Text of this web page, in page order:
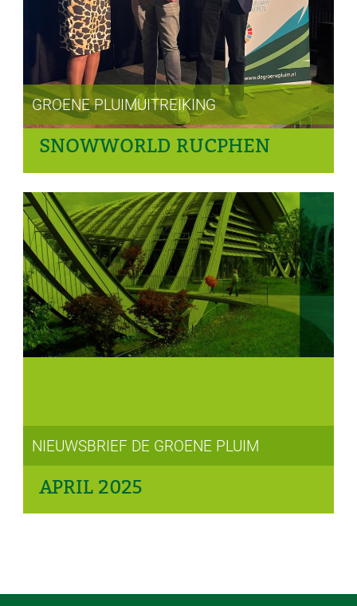
GROENE PLUIMUITREIKING
SNOWWORLD RUCPHEN
NIEUWSBRIEF DE GROENE PLUIM
APRIL 2025